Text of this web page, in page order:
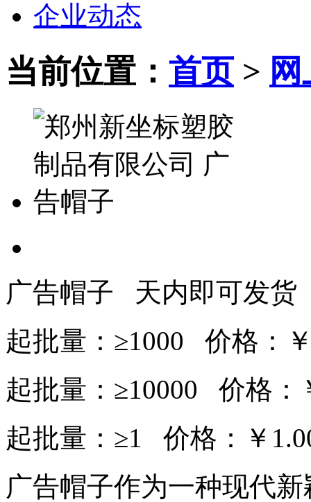
企业动态
当前位置： 首页>
广告帽子 天内即可发货
起批量：≥1000 价格：
起批量：≥10000 价格：
起批量：≥1 价格：￥
广告帽子作为一种现代